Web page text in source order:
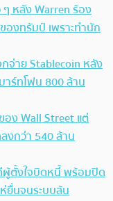
หลัง Warren ร้อง
องทรัมป์ เพราะทำนัก
จ่าย Stablecoin หลัง
าร์ทโฟน 800 ล้าน
อง Wall Street แต่
งกว่า 540 ล้าน
ผู้ตั้งใจบิดหนี้ พร้อมปิด
ยื่นจนระบบล้น